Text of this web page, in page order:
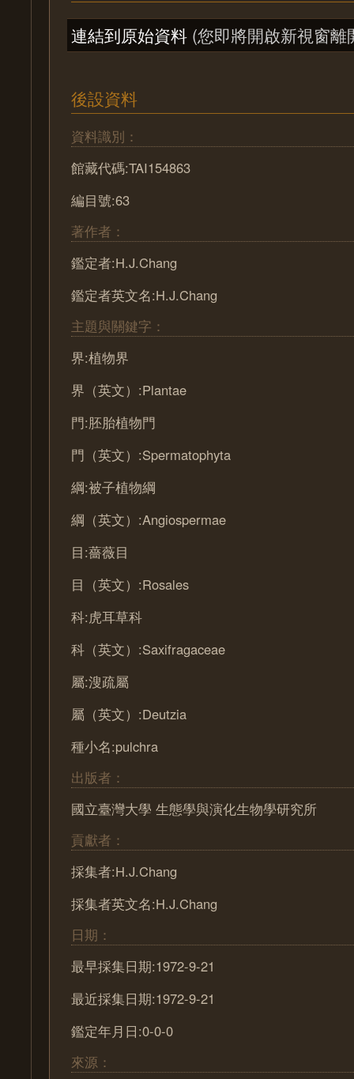
連結到原始資料 (您即將開啟新視窗離
後設資料
資料識別：
館藏代碼:TAI154863
編目號:63
著作者：
鑑定者:H.J.Chang
鑑定者英文名:H.J.Chang
主題與關鍵字：
界:植物界
界（英文）:Plantae
門:胚胎植物門
門（英文）:Spermatophyta
綱:被子植物綱
綱（英文）:Angiospermae
目:薔薇目
目（英文）:Rosales
科:虎耳草科
科（英文）:Saxifragaceae
屬:溲疏屬
屬（英文）:Deutzia
種小名:pulchra
出版者：
國立臺灣大學 生態學與演化生物學研究所
貢獻者：
採集者:H.J.Chang
採集者英文名:H.J.Chang
日期：
最早採集日期:1972-9-21
最近採集日期:1972-9-21
鑑定年月日:0-0-0
來源：